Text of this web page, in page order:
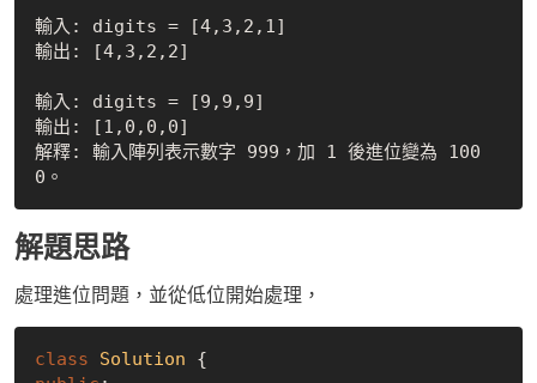
輸入: digits = [4,3,2,1]
輸出: [4,3,2,2]
輸入: digits = [9,9,9]
輸出: [1,0,0,0]
解釋: 輸入陣列表示數字 999，加 1 後進位變為 100
解題思路
處理進位問題，並從低位開始處理，
class Solution {